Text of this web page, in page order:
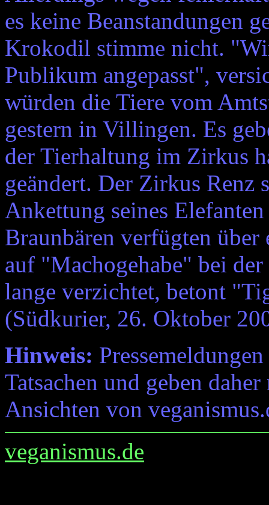
es keine Beanstandungen
Krokodil stimme nicht.
Publikum angepasst",
würden die Tiere vom
gestern in Villingen. Es
der Tierhaltung im Zirkus
geändert. Der Zirkus Renz
Ankettung seines
Braunbären verfügten über
auf "Machogehabe" bei
lange verzichtet, betont
(Südkurier, 26. Oktober
Hinweis:
Tatsachen und geben
Ansichten von
veganismus.de